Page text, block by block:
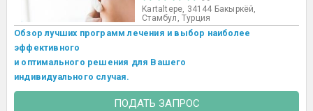
Kartaltepe, 34144 Бакыркёй,
Стамбул, Турция
Обзор лучших программ лечения и выбор наиболее
эффективного
и оптимального решения для Вашего
индивидуального случая.
ПОДАТЬ ЗАПРОС